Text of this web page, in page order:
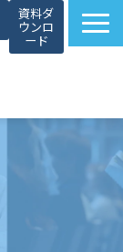
資料ダ
ウンロ
ード